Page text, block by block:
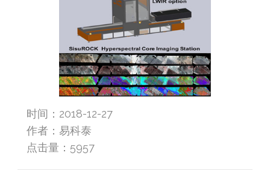
时间：2018-12-27
作者：易科泰
点击量： 5957